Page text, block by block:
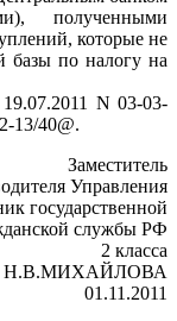
полученными
которые не
базы по налогу на
N 03-03-
13/40@.
Заместитель
Управления
государственной
службы РФ
2 класса
Н.В.МИХАЙЛОВА
01.11.2011